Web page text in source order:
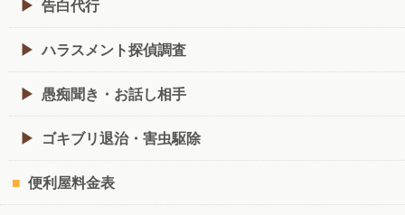
告白代行
ハラスメント探偵調査
愚痴聞き・お話し相手
ゴキブリ退治・害虫駆除
便利屋料金表